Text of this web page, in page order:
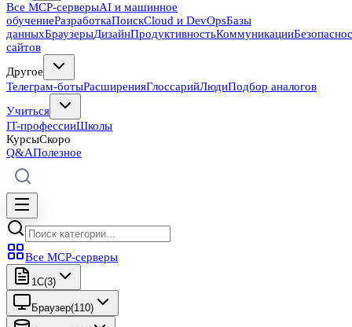
Все MCP-серверыAI и машинное
обучениеРазработкаПоискCloud и DevOpsБазы
данныхБраузерыДизайнПродуктивностьКоммуникации
сайтов
Другое
Телеграм-ботыРасширенияГлоссарийЛюдиПодбор аналогов
Учиться
IT-профессииШколы
КурсыСкоро
Q&AПолезное
Все MCP-серверы
1C(3)
Браузер(110)